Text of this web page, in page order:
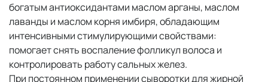
богатым антиоксидантами маслом арганы, маслом
лаванды и маслом корня имбиря, обладающим
интенсивными стимулирующими свойствами:
помогает снять воспаление фолликул волоса и
контролировать работу сальных желез.
При постоянном применении сыворотки для жирной